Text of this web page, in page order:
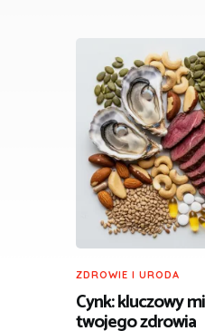
ZDROWIE I URODA
Cynk: kluczowy
twojego zdrowia